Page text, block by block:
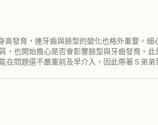
發育，連牙齒與臉型的變化也格外重要。細
也開始擔心是否會影響臉型與牙齒發育。
問題還不嚴重前及早介入，因此帶著Ｓ弟弟